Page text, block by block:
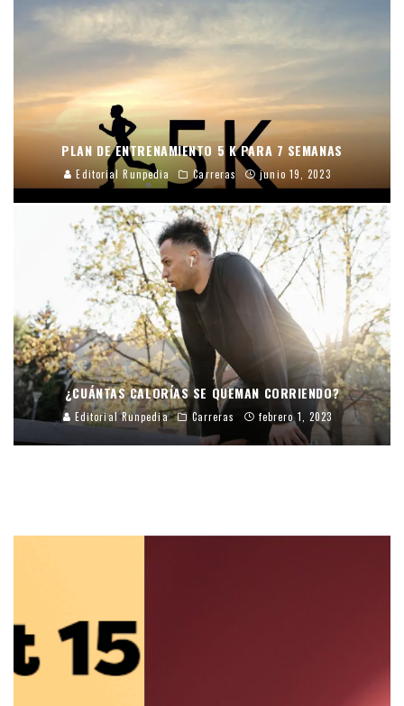
PLAN DE ENTRENAMIENTO 5 K PARA 7 SEMANAS
Editorial Runpedia Carreras junio 19, 2023
¿CUÁNTAS CALORÍAS SE QUEMAN CORRIENDO?
Editorial Runpedia Carreras febrero 1, 2023